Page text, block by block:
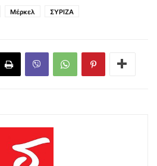
Μέρκελ ΣΥΡΙΖΑ